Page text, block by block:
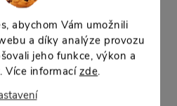
abychom Vám umožnili
a díky analýze provozu
jeho funkce, výkon a
Více informací zde.